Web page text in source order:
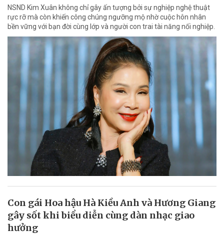
NSND Kim Xuân không chỉ gây ấn tượng bởi sự nghiệp nghệ thuật
rực rỡ mà còn khiến công chúng ngưỡng mộ nhờ cuộc hôn nhân
bền vững với bạn đời cùng lớp và người con trai tài năng nối nghiệp.
Con gái Hoa hậu Hà Kiều Anh và Hương Giang
gây sốt khi biểu diễn cùng dàn nhạc giao
hưởng